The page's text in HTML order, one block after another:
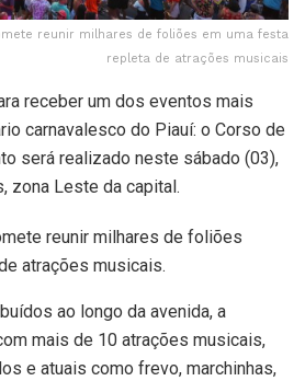
reunir milhares de foliões em uma festa
repleta de atrações musicais
receber um dos eventos mais
carnavalesco do Piauí: o Corso de
será realizado neste sábado (03),
zona Leste da capital.
reunir milhares de foliões
atrações musicais.
ao longo da avenida, a
mais de 10 atrações musicais,
e atuais como frevo, marchinhas,